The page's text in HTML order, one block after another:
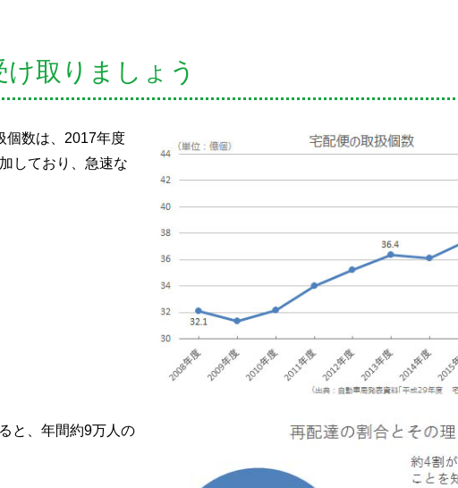
取りましょう
個数は、2017年度
しており、急速な
と、年間約9万人の